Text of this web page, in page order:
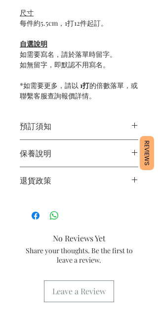
尺寸
每件約5.5cm，1打12件起訂。
自選說明
如需要寫名，請於落單時留字。
如無留字，即默認不用寫名。
*如需要更多，請以 1打的倍數落單，或
聯繫客服查詢報價詳情。
預訂須知
定日期取貨請提早10-14天前落單🤗
2/ 下單後24小時內會有專人電郵確認訂
單
3/ 取貨時需要出示確認訊息 或 訂單編
店】。
6/ 送貨訂單：本店只提供營業時間內送
貨。運費請參考常見問題。
保養說明
2/如開封獨立包裝太久，可能會導致餅
退貨政策
作，不設退換。
收貨時請檢查清楚，如有問題請先聯絡
C For Cake會保留最終決定權。
No Reviews Yet
Share your thoughts. Be the first to
leave a review.
Leave a Review
REVIEWS